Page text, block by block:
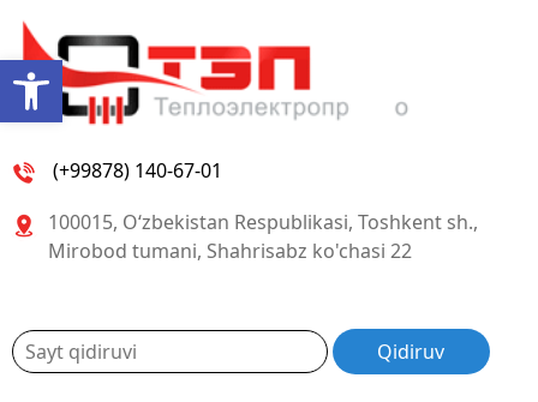
Open toolbar
(+99878) 140-67-01
100015, O‘zbekistan Respublikasi, Toshkent sh.,
Mirobod tumani, Shahrisabz ko'chasi 22